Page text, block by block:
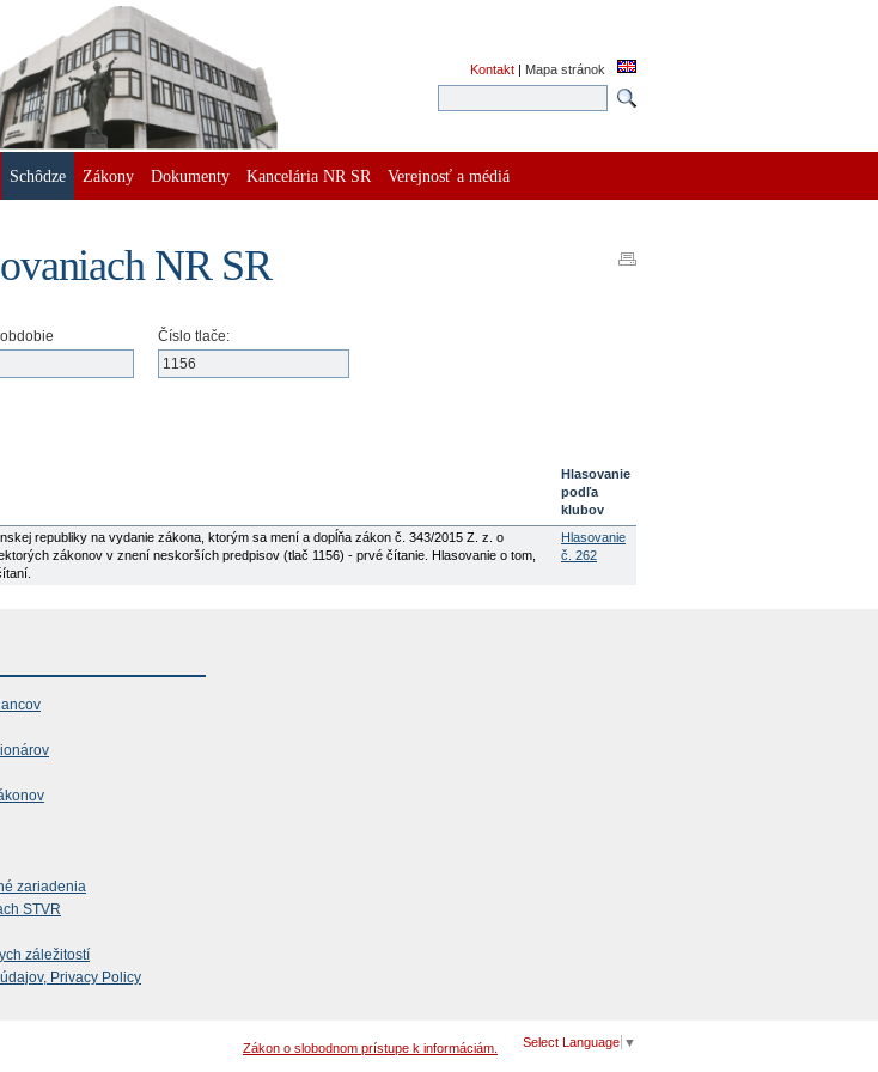
Kontakt | Mapa stránok
Schôdze Zákony Dokumenty Kancelária NR SR Verejnosť a médiá
NR SR
Číslo tlače:
Hlasovanie
podľa
klubov
republiky na vydanie zákona, ktorým sa mení a dopĺňa zákon č. 343/2015 Z. z. o
zákonov v znení neskorších predpisov (tlač 1156) - prvé čítanie. Hlasovanie o tom,
Hlasovanie
č. 262
zariadenia
STVR
záležitostí
Privacy Policy
Select Language ▼
Zákon o slobodnom prístupe k informáciám.